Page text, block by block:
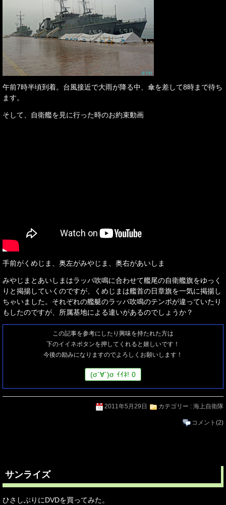
午前7時半頃到着。台風接近で大雨が降る中、傘を差して8時まで待ち
ます。
そして、自衛艦を見に行った時のお約束動画
手前がくめじま、奥左がみやじま、奥右があいしま
みやじまとあいしまはラッパ吹鳴に合わせて艦尾の自衛艦旗をゆっく
りと掲揚していくのですが、くめじまは艦首の日章旗を一気に掲揚し
ちゃいました。それぞれの艦艇のラッパ吹鳴のテンポが違っていたり
もしたのですが、所属基地による違いがあるのでしょうか？
この記事を参考にしたり興味を持たれた方は
下のイイネボタンを押してくれると嬉しいです！
今後の励みになりますのでよろしくお願いします！
(σ´∀`)σ ｲｲﾈ! 0
2011年5月29日 カテゴリー : 海上自衛隊
コメント (2)
サンライズ
ひさしぶりにDVDを買ってみた。